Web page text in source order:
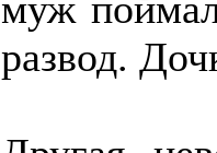
муж поймал
развод.